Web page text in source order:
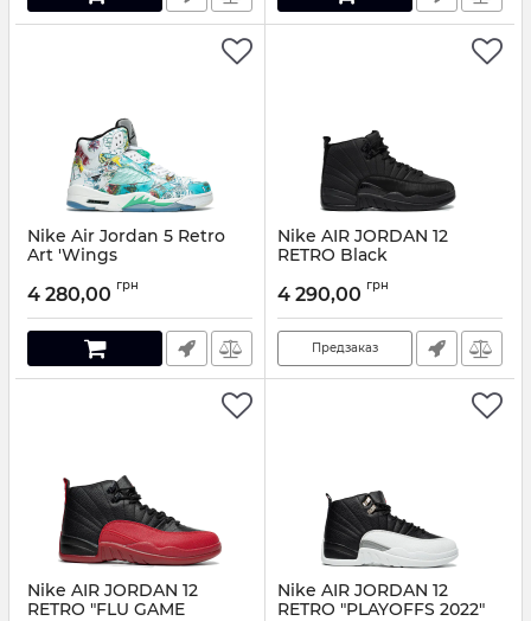
Nike Air Jordan 5 Retro
Art 'Wings
4 280,00 грн
Nike AIR JORDAN 12
RETRO Black
4 290,00 грн
Предзаказ
Nike AIR JORDAN 12
RETRO "FLU GAME
Nike AIR JORDAN 12
RETRO "PLAYOFFS 2022"